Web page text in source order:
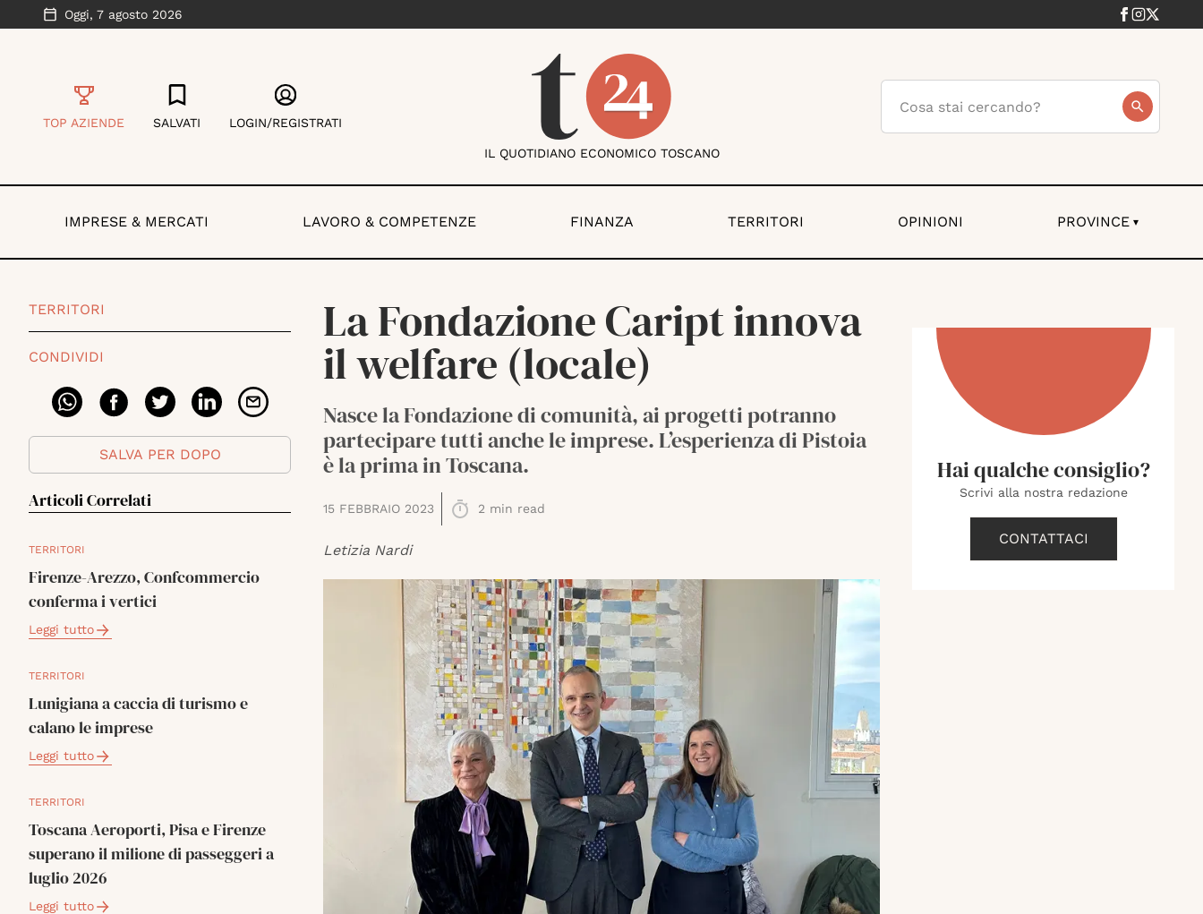
Oggi, 7 agosto 2026
TOP AZIENDE SALVATI LOGIN/REGISTRATI
IL QUOTIDIANO ECONOMICO TOSCANO
IMPRESE & MERCATI LAVORO & COMPETENZE FINANZA TERRITORI OPINIONI PROVINCE ▾
TERRITORI
CONDIVIDI
SALVA PER DOPO
Articoli Correlati
TERRITORI
Firenze-Arezzo, Confcommercio
conferma i vertici
Leggi tutto
TERRITORI
Lunigiana a caccia di turismo e
calano le imprese
Leggi tutto
TERRITORI
Toscana Aeroporti, Pisa e Firenze
superano il milione di passeggeri a
luglio 2026
Leggi tutto
La Fondazione Caript innova
il welfare (locale)
Nasce la Fondazione di comunità, ai progetti potranno
partecipare tutti anche le imprese. L’esperienza di Pistoia
è la prima in Toscana.
15 FEBBRAIO 2023 2 min read
Letizia Nardi
Hai qualche consiglio?
Scrivi alla nostra redazione
CONTATTACI